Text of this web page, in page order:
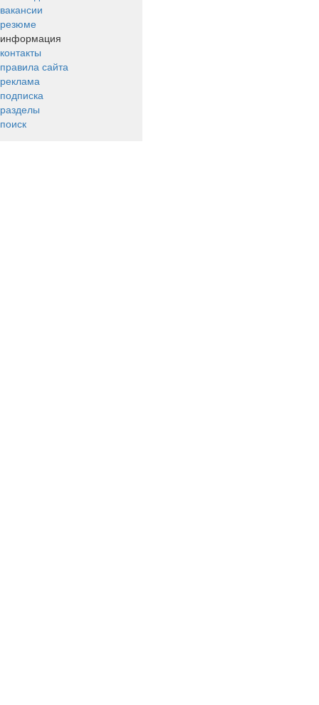
вакансии
резюме
информация
контакты
правила сайта
реклама
подписка
разделы
поиск